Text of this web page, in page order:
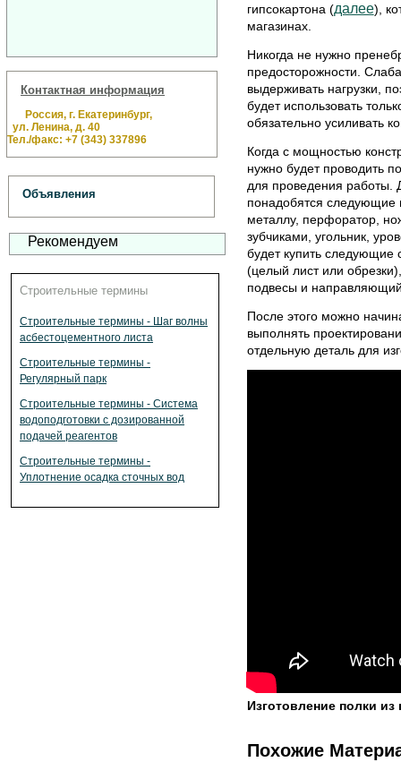
Контактная информация
Россия, г. Екатеринбург,
ул. Ленина, д. 40
Тел./факс: +7 (343) 337896
Объявления
Рекомендуем
Строительные термины
Строительные термины - Шаг волны
асбестоцементного листа
Строительные термины -
Регулярный парк
Строительные термины - Система
водоподготовки с дозированной
подачей реагентов
Строительные термины -
Уплотнение осадка сточных вод
гипсокартона (далее),
магазинах.
Никогда не нужно
предосторожности.
выдерживать нагрузки,
будет использовать
обязательно усиливать
Когда с мощностью
нужно будет проводить
для проведения работы.
понадобятся следующие
металлу, перфоратор,
зубчиками, угольник,
будет купить следующие
(целый лист или
подвесы и
После этого можно
выполнять
отдельную деталь для
Изготовление полки
Похожие